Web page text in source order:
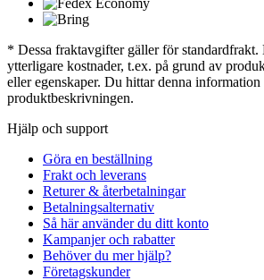
* Dessa fraktavgifter gäller för
ytterligare kostnader, t.ex. på grund av
eller egenskaper. Du hittar denna
produktbeskrivningen.
Hjälp och support
Göra en beställning
Frakt och leverans
Returer & återbetalningar
Betalningsalternativ
Så här använder du ditt konto
Kampanjer och rabatter
Behöver du mer hjälp?
Företagskunder